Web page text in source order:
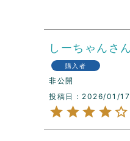
しーちゃん
購入者
非公開
投稿日
2026/01/17